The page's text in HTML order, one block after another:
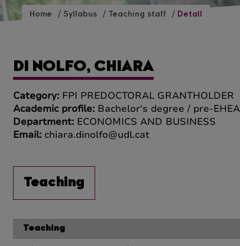
Home Syllabus Teaching staff Detall
DI NOLFO, CHIARA
Category: FPI PREDOCTORAL GRANTHOLDER
Academic profile: Bachelor's degree / pre-
Department: ECONOMICS AND BUSINESS
Email: chiara.dinolfo@udl.cat
Teaching
Teaching